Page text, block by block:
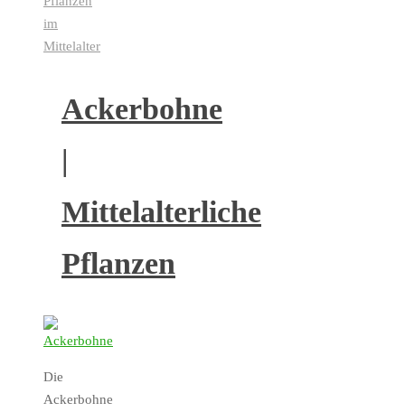
im
Mittelalter
Ackerbohne
|
Mittelalterliche
Pflanzen
Die
Ackerbohne